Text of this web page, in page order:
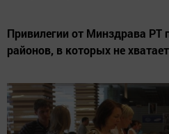
Привилегии от Минздрава РТ
районов, в которых не